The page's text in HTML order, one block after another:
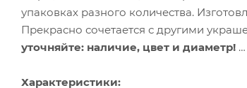
упаковках разного количества.
Прекрасно сочетается с другими
уточняйте: наличие, цвет и диаметр!
Характеристики: